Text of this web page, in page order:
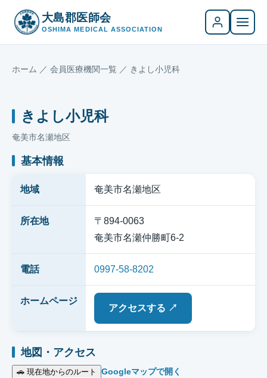
大島郡医師会
OSHIMA MEDICAL ASSOCIATION
ホーム ／ 会員医療機関一覧 ／ きよし小児科
きよし小児科
奄美市名瀬地区
基本情報
地域 奄美市名瀬地区
所在地
〒894-0063
奄美市名瀬仲勝町6-2
電話 0997-58-8202
ホームページ
アクセスする ↗
地図・アクセス
🚗 現在地からのルート Googleマップで開く